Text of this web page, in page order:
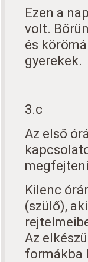
Ezen a
volt.
és
gyerekek.
3.c
Az első
Kilenc
(szülő),
Az
formákba